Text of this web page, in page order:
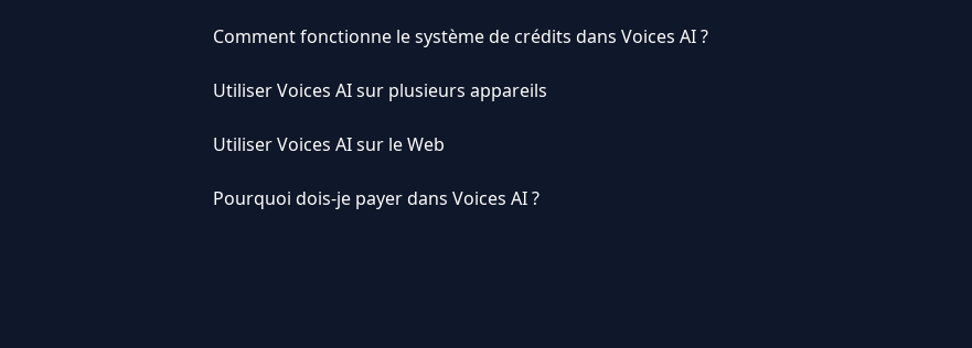
Comment fonctionne le système de crédits dans Voices AI ?
Utiliser Voices AI sur plusieurs appareils
Utiliser Voices AI sur le Web
Pourquoi dois-je payer dans Voices AI ?